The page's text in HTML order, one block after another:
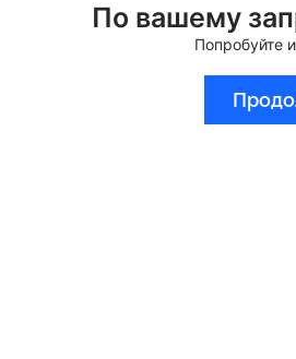
По вашему
Попробуйте